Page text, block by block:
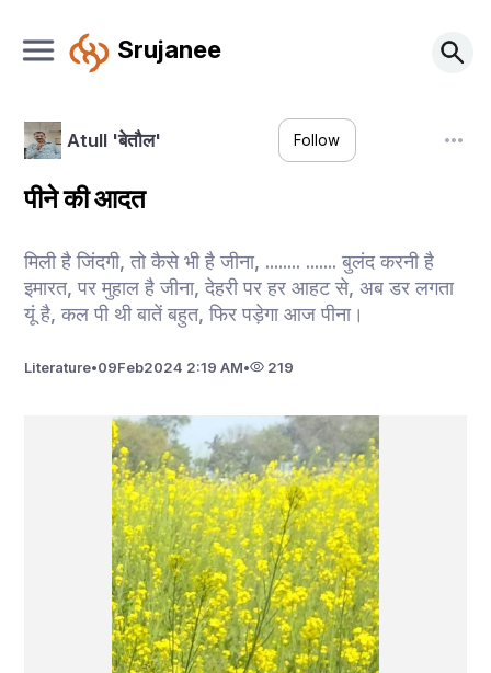
Srujanee
Atull 'बेतौल' Follow
पीने की आदत
मिली है जिंदगी, तो कैसे भी है जीना, ........ ....... बुलंद करनी है
इमारत, पर मुहाल है जीना, देहरी पर हर आहट से, अब डर लगता
यूं है, कल पी थी बातें बहुत, फिर पड़ेगा आज पीना।
Literature•09Feb2024 2:19 AM• 219